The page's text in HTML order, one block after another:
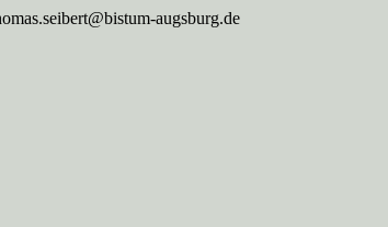
augsburg.de